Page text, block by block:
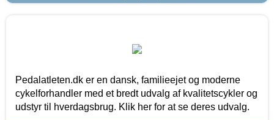
Pedalatleten.dk er en dansk, familieejet og moderne
cykelforhandler med et bredt udvalg af kvalitetscykler og
udstyr til hverdagsbrug. Klik her for at se deres udvalg.